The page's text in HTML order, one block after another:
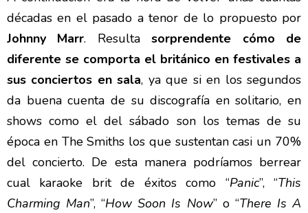
décadas en el pasado a tenor de lo propuesto por
Johnny Marr. Resultasorprendente cómo de
diferente se comporta el británico en festivales a
sus conciertos en sala, ya que si en los segundos
da buena cuenta de su discografía en solitario, en
shows como el del sábado son los temas de su
época en The Smiths los que sustentan casi un 70%
del concierto. De esta manera podríamos berrear
cual karaoke brit de éxitos como “Panic”, “This
Charming Man”, “How Soon Is Now” o “There Is A